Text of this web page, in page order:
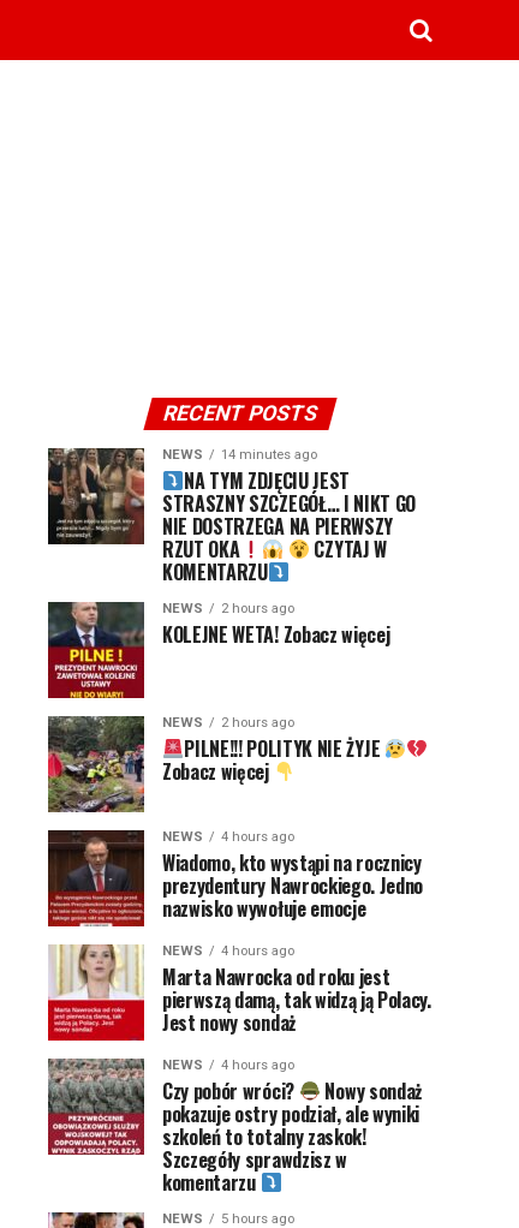
RECENT POSTS
NEWS 14 minutes ago
NA TYM ZDJĘCIU JEST
STRASZNY SZCZEGÓŁ… I NIKT GO
NIE DOSTRZEGA NA PIERWSZY
RZUT OKA CZYTAJ W
KOMENTARZU
NEWS 2 hours ago
KOLEJNE WETA! Zobacz więcej
NEWS 2 hours ago
PILNE!!! POLITYK NIE ŻYJE
Zobacz więcej
NEWS 4 hours ago
Wiadomo, kto wystąpi na rocznicy
prezydentury Nawrockiego. Jedno
nazwisko wywołuje emocje
NEWS 4 hours ago
Marta Nawrocka od roku jest
pierwszą damą, tak widzą ją Polacy.
Jest nowy sondaż
NEWS 4 hours ago
Czy pobór wróci? Nowy sondaż
pokazuje ostry podział, ale wyniki
szkoleń to totalny zaskok!
Szczegóły sprawdzisz w
komentarzu
NEWS 5 hours ago